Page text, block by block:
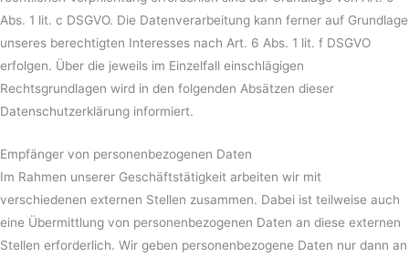
Abs. 1 lit. c DSGVO. Die Datenverarbeitung kann ferner auf Grundlage
unseres berechtigten Interesses nach Art. 6 Abs. 1 lit. f DSGVO
erfolgen. Über die jeweils im Einzelfall einschlägigen
Rechtsgrundlagen wird in den folgenden Absätzen dieser
Datenschutzerklärung informiert.
Empfänger von personenbezogenen Daten
Im Rahmen unserer Geschäftstätigkeit arbeiten wir mit
verschiedenen externen Stellen zusammen. Dabei ist teilweise auch
eine Übermittlung von personenbezogenen Daten an diese externen
Stellen erforderlich. Wir geben personenbezogene Daten nur dann an